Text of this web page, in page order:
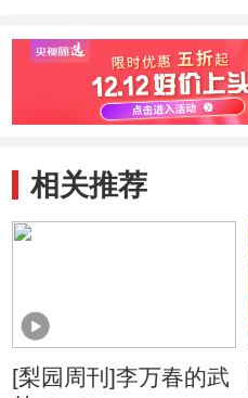
相关推荐
[梨园周刊]李万春的武